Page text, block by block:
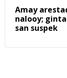
Amay
nalooy;
san suspek